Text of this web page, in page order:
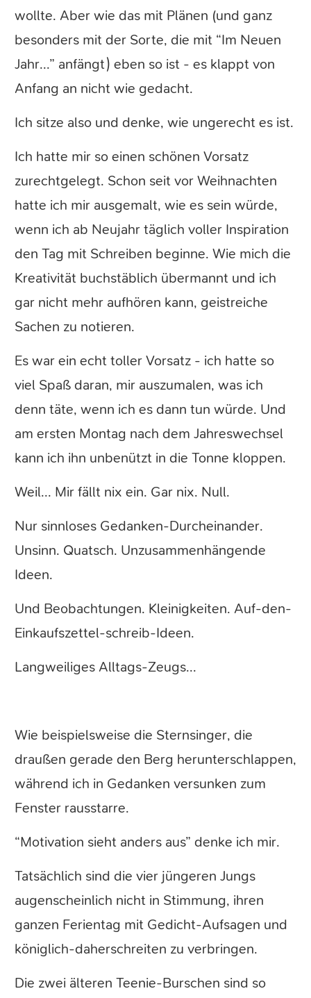
wollte. Aber wie das mit Plänen (und ganz
besonders mit der Sorte, die mit “Im Neuen
Jahr...” anfängt) eben so ist - es klappt von
Anfang an nicht wie gedacht.
Ich sitze also und denke, wie ungerecht es ist.
Ich hatte mir so einen schönen Vorsatz
zurechtgelegt. Schon seit vor Weihnachten
hatte ich mir ausgemalt, wie es sein würde,
wenn ich ab Neujahr täglich voller Inspiration
den Tag mit Schreiben beginne. Wie mich die
Kreativität buchstäblich übermannt und ich
gar nicht mehr aufhören kann, geistreiche
Sachen zu notieren.
Es war ein echt toller Vorsatz - ich hatte so
viel Spaß daran, mir auszumalen, was ich
denn täte, wenn ich es dann tun würde. Und
am ersten Montag nach dem Jahreswechsel
kann ich ihn unbenützt in die Tonne kloppen.
Weil... Mir fällt nix ein. Gar nix. Null.
Nur sinnloses Gedanken-Durcheinander.
Unsinn. Quatsch. Unzusammenhängende
Ideen.
Und Beobachtungen. Kleinigkeiten. Auf-den-
Einkaufszettel-schreib-Ideen.
Langweiliges Alltags-Zeugs...
Wie beispielsweise die Sternsinger, die
draußen gerade den Berg herunterschlappen,
während ich in Gedanken versunken zum
Fenster rausstarre.
“Motivation sieht anders aus” denke ich mir.
Tatsächlich sind die vier jüngeren Jungs
augenscheinlich nicht in Stimmung, ihren
ganzen Ferientag mit Gedicht-Aufsagen und
königlich-daherschreiten zu verbringen.
Die zwei älteren Teenie-Burschen sind so